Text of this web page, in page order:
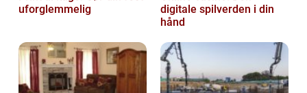
uforglemmelig
digitale spilverden i din
hånd